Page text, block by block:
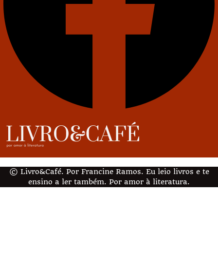
© Livro&Café. Por Francine Ramos. Eu leio livros e te
ensino a ler também. Por amor à literatura.